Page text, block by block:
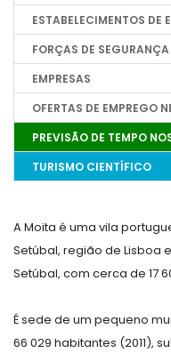
ESTABELECIMENTOS DE
FORÇAS DE SEGURANÇA
EMPRESAS
OFERTAS DE EMPREGO
PREVISÃO DE TEMPO
TURISMO CIENTÍFICO
A Moita é uma vila
Setúbal, região de Lisboa
Setúbal, com cerca de 17
É sede de um pequeno
66 029 habitantes (2011),